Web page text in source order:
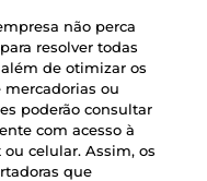
não perca
resolver todas
de otimizar os
mercadorias ou
poderão consultar
com acesso à
celular. Assim, os
que